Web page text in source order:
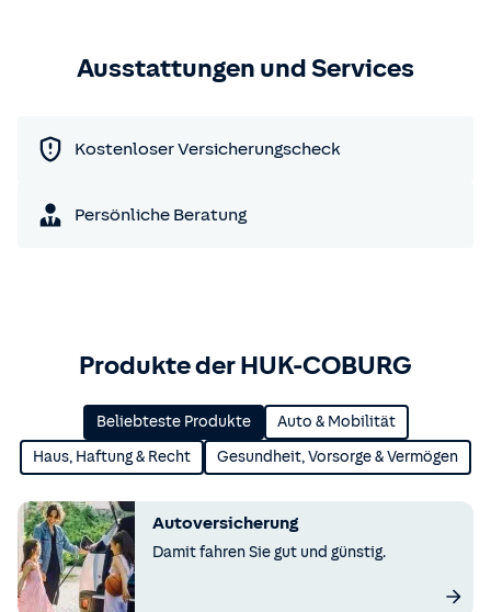
Ausstattungen und Services
Kostenloser Versicherungscheck
Persönliche Beratung
Produkte der HUK-COBURG
Beliebteste Produkte Auto & Mobilität
Haus, Haftung & Recht Gesundheit, Vorsorge & Vermögen
Autoversicherung
Damit fahren Sie gut und günstig.